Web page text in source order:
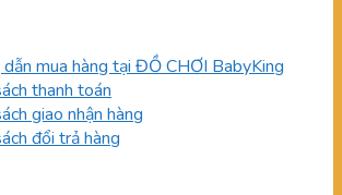
mua hàng tại ĐỒ CHƠI BabyKing
thanh toán
giao nhận hàng
đổi trả hàng